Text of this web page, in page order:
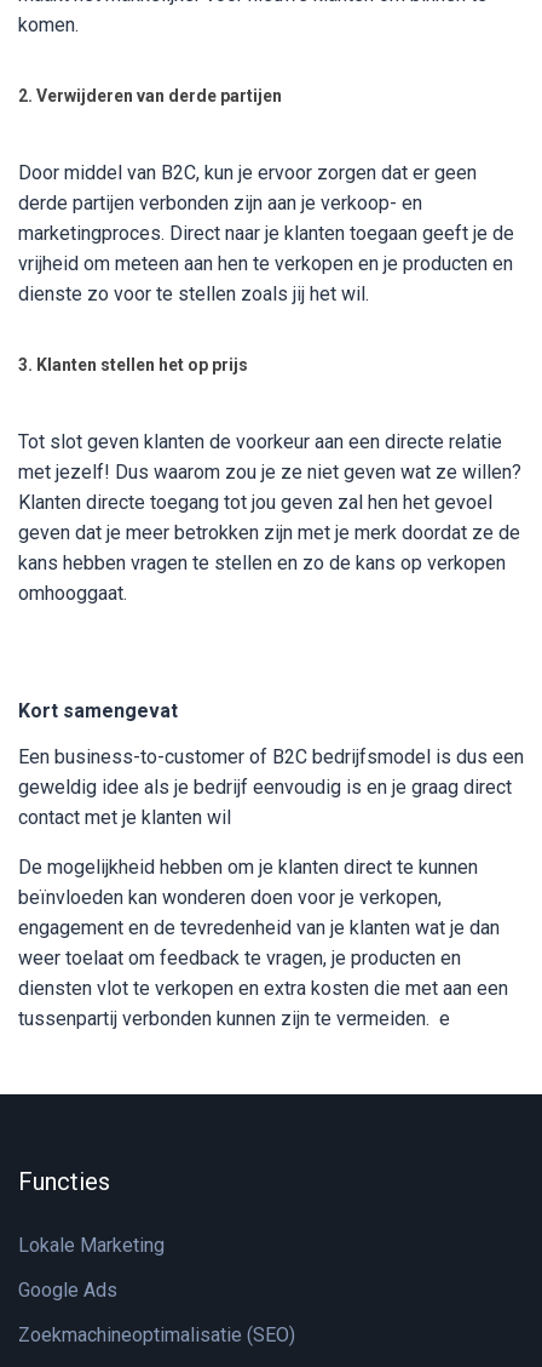
komen.
2. Verwijderen van derde partijen
Door middel van B2C, kun je ervoor zorgen dat er geen
derde partijen verbonden zijn aan je verkoop- en
marketingproces. Direct naar je klanten toegaan geeft je de
vrijheid om meteen aan hen te verkopen en je producten en
dienste zo voor te stellen zoals jij het wil.
3. Klanten stellen het op prijs
Tot slot geven klanten de voorkeur aan een directe relatie
met jezelf! Dus waarom zou je ze niet geven wat ze willen?
Klanten directe toegang tot jou geven zal hen het gevoel
geven dat je meer betrokken zijn met je merk doordat ze de
kans hebben vragen te stellen en zo de kans op verkopen
omhooggaat.
Kort samengevat
Een business-to-customer of B2C bedrijfsmodel is dus een
geweldig idee als je bedrijf eenvoudig is en je graag direct
contact met je klanten wil
De mogelijkheid hebben om je klanten direct te kunnen
beïnvloeden kan wonderen doen voor je verkopen,
engagement en de tevredenheid van je klanten wat je dan
weer toelaat om feedback te vragen, je producten en
diensten vlot te verkopen en extra kosten die met aan een
tussenpartij verbonden kunnen zijn te vermeiden. e
Functies
Lokale Marketing
Google Ads
Zoekmachineoptimalisatie (SEO)